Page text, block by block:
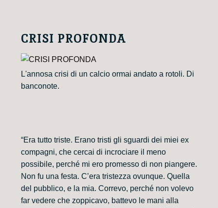
CRISI PROFONDA
L'annosa crisi di un calcio ormai andato a rotoli. Di
banconote.
“Era tutto triste. Erano tristi gli sguardi dei miei ex
compagni, che cercai di incrociare il meno
possibile, perché mi ero promesso di non piangere.
Non fu una festa. C’era tristezza ovunque. Quella
del pubblico, e la mia. Correvo, perché non volevo
far vedere che zoppicavo, battevo le mani alla